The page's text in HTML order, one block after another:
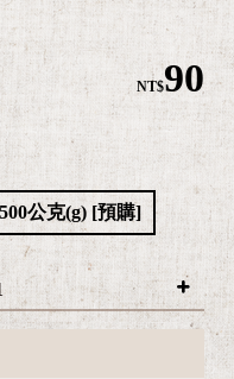
NT$90
500公克(g) [預購]